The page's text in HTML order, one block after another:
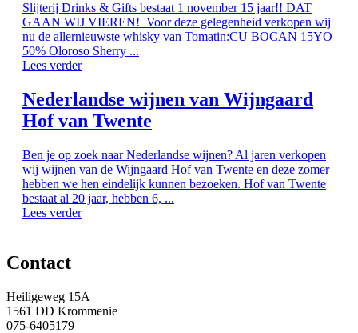
Slijterij Drinks & Gifts bestaat 1 november 15 jaar!! DAT
GAAN WIJ VIEREN! Voor deze gelegenheid verkopen wij
nu de allernieuwste whisky van Tomatin:CU BOCAN 15YO
50% Oloroso Sherry ...
Lees verder
Nederlandse wijnen van Wijngaard
Hof van Twente
Ben je op zoek naar Nederlandse wijnen? Al jaren verkopen
wij wijnen van de Wijngaard Hof van Twente en deze zomer
hebben we hen eindelijk kunnen bezoeken. Hof van Twente
bestaat al 20 jaar, hebben 6, ...
Lees verder
Contact
Heiligeweg 15A
1561 DD Krommenie
075-6405179